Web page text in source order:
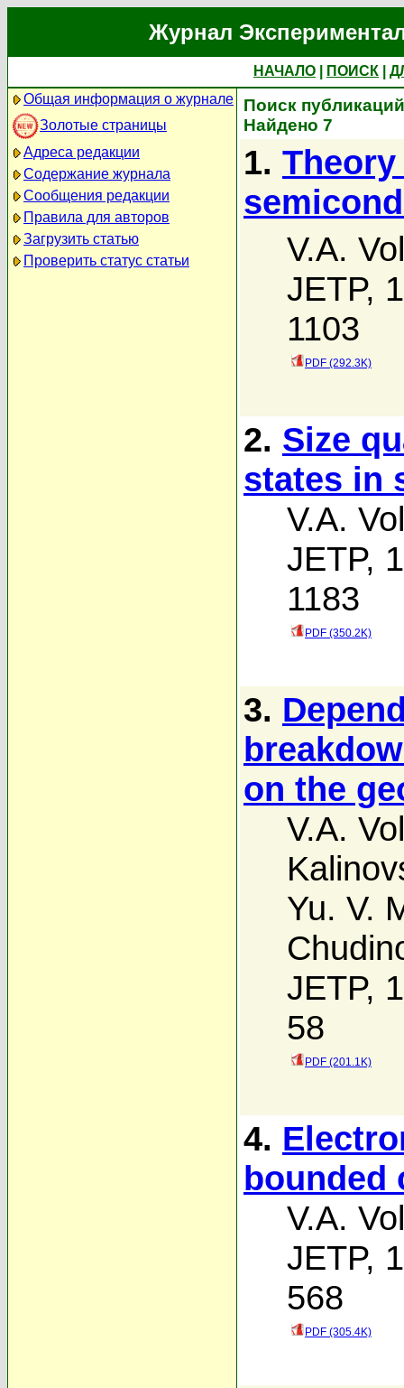
Журнал
НАЧАЛО ПОИСК
Общая информация о журнале
Золотые страницы
Адреса редакции
Содержание журнала
Сообщения редакции
Правила для авторов
Загрузить статью
Проверить статус статьи
Поиск
Найдено 7
1.
V.A.
JETP,
1103
PDF (292.3K)
2. Size
states in
V.A.
JETP,
1183
PDF (350.2K)
3.
on the
V.A.
Yu. V.
JETP,
58
PDF (201.1K)
4.
bounded
V.A.
JETP,
568
PDF (305.4K)